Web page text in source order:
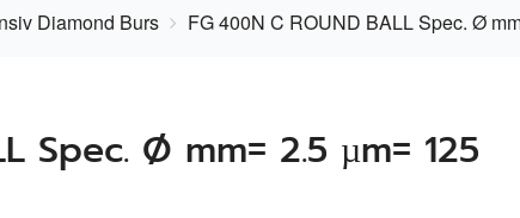
Diamond Burs FG 400N C ROUND BALL Spec. Ø
Spec. Ø mm= 2.5 µm= 125